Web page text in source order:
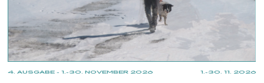
1.-30. 11. 2026
4. AUSGABE - 1.-30. NOVEMBER 2026